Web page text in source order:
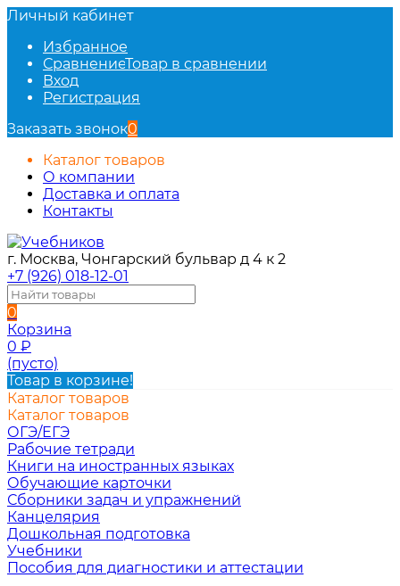
Личный кабинет
Избранное
СравнениеТовар в сравнении
Вход
Регистрация
Заказать звонок0
Каталог товаров
О компании
Доставка и оплата
Контакты
г. Москва, Чонгарский бульвар д 4 к 2
+7 (926) 018-12-01
0
Корзина
0 ₽
(пусто)
Товар в корзине!
Каталог товаров
Каталог товаров
ОГЭ/ЕГЭ
Рабочие тетради
Книги на иностранных языках
Обучающие карточки
Сборники задач и упражнений
Канцелярия
Дошкольная подготовка
Учебники
Пособия для диагностики и аттестации